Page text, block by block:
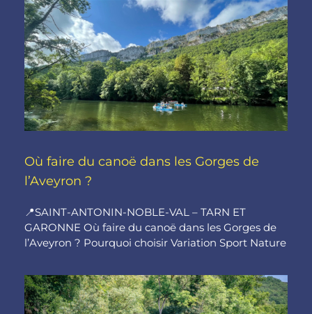
Où faire du canoë dans les Gorges de
l’Aveyron ?
📍SAINT-ANTONIN-NOBLE-VAL – TARN ET
GARONNE Où faire du canoë dans les Gorges de
l’Aveyron ? Pourquoi choisir Variation Sport Nature